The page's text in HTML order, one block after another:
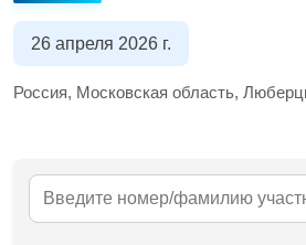
26 апреля 2026 г.
Россия, Московская область,